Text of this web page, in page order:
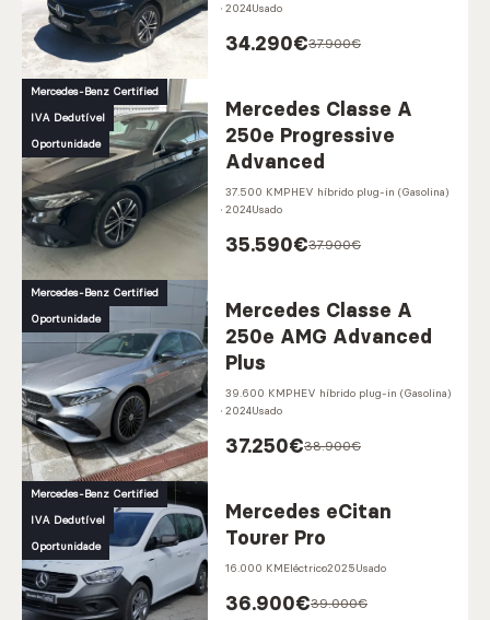
2024Usado
37.900€
34.290€
Mercedes-Benz Certified
IVA Dedutível
Oportunidade
Mercedes Classe A
250e Progressive
Advanced
37.500 KMPHEV híbrido plug-in (Gasolina)
2024Usado
37.900€
35.590€
Mercedes-Benz Certified
Oportunidade
Mercedes Classe A
250e AMG Advanced
Plus
39.600 KMPHEV híbrido plug-in (Gasolina)
2024Usado
38.900€
37.250€
Mercedes-Benz Certified
IVA Dedutível
Oportunidade
Mercedes eCitan
Tourer Pro
16.000 KMEléctrico2025Usado
39.000€
36.900€